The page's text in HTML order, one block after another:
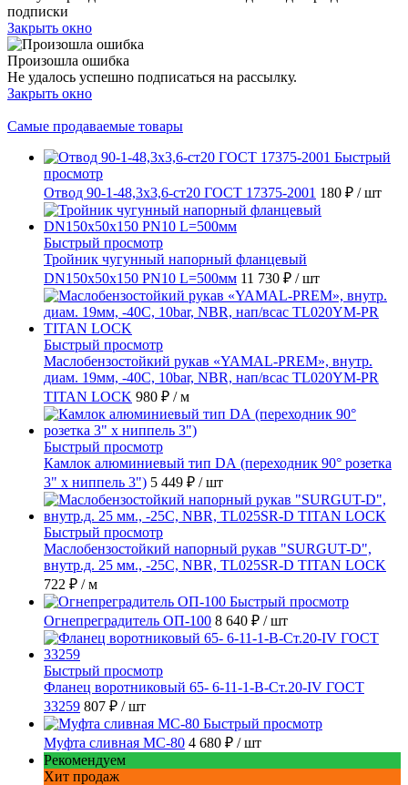
подписки
Закрыть окно
Произошла ошибка
Не удалось успешно подписаться на рассылку.
Закрыть окно
Самые продаваемые товары
Быстрый
просмотр
Отвод 90-1-48,3х3,6-ст20 ГОСТ 17375-2001 180 ₽ / шт
Быстрый просмотр
Тройник чугунный напорный фланцевый
DN150х50х150 PN10 L=500мм 11 730 ₽ / шт
Быстрый просмотр
Маслобензостойкий рукав «YAMAL-PREM», внутр.
диам. 19мм, -40C, 10bar, NBR, нап/всас TL020YM-PR
TITAN LOCK 980 ₽ / м
Быстрый просмотр
Камлок алюминиевый тип DА (переходник 90° розетка
3" х ниппель 3") 5 449 ₽ / шт
Быстрый просмотр
Маслобензостойкий напорный рукав "SURGUT-D",
внутр.д. 25 мм., -25C, NBR, TL025SR-D TITAN LOCK
722 ₽ / м
Быстрый просмотр
Огнепреградитель ОП-100 8 640 ₽ / шт
Быстрый просмотр
Фланец воротниковый 65- 6-11-1-B-Ст.20-IV ГОСТ
33259 807 ₽ / шт
Быстрый просмотр
Муфта сливная МС-80 4 680 ₽ / шт
Рекомендуем
Хит продаж